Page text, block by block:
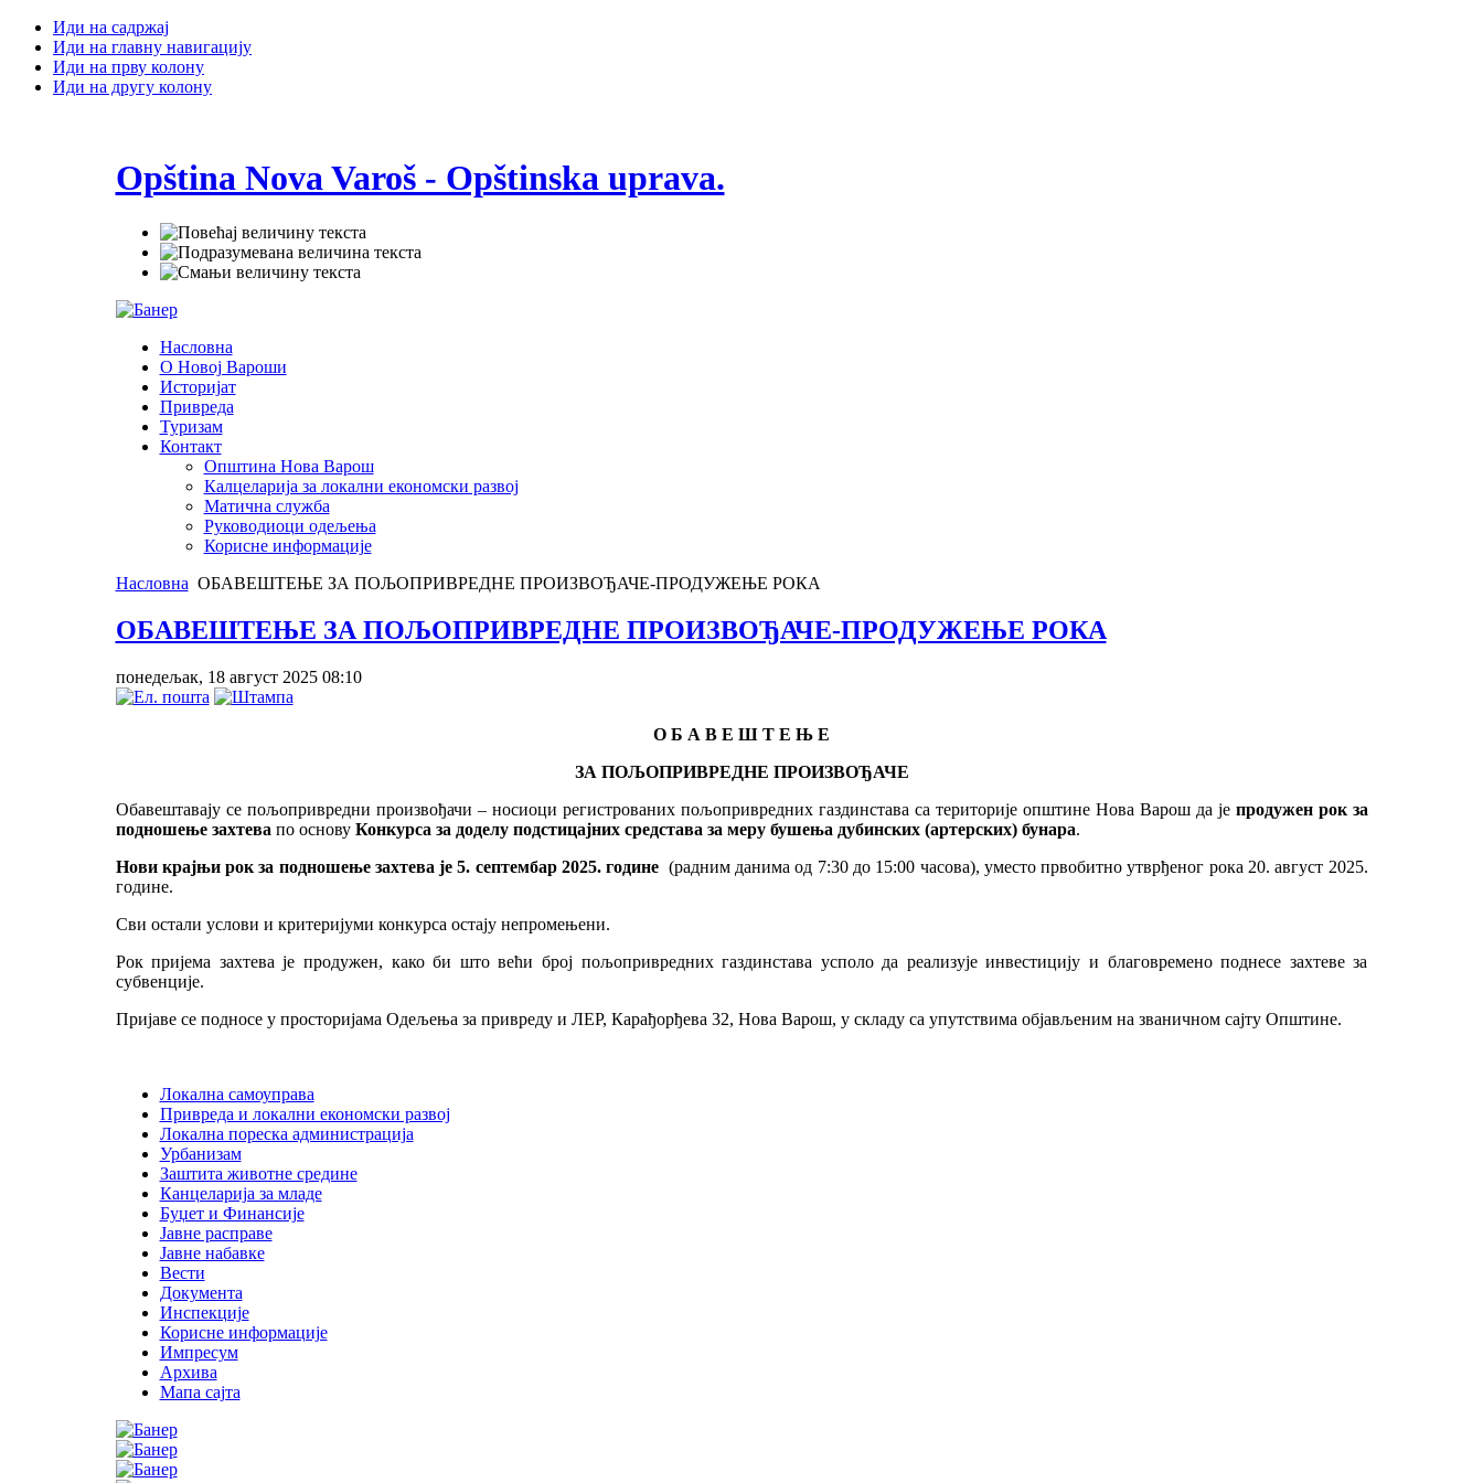
Иди на садржај
Иди на главну навигацију
Иди на прву колону
Иди на другу колону
Opština Nova Varoš - Opštinska uprava.
Насловна
О Новој Вароши
Историјат
Привреда
Туризам
Контакт
Општина Нова Варош
Калцеларија за локални економски развој
Матична служба
Руководиоци одељења
Корисне информације
Насловна ОБАВЕШТЕЊЕ ЗА ПОЉОПРИВРЕДНЕ ПРОИЗВОЂАЧЕ-ПРОДУЖЕЊЕ РОКА
ОБАВЕШТЕЊЕ ЗА ПОЉОПРИВРЕДНЕ ПРОИЗВОЂАЧЕ-ПРОДУЖЕЊЕ РОКА
понедељак, 18 август 2025 08:10
О Б А В Е Ш Т Е Њ Е
ЗА ПОЉОПРИВРЕДНЕ ПРОИЗВОЂАЧЕ
Обавештавају се пољопривредни произвођачи – носиоци регистрованих пољопривредних газдинстава са територије општине Нова Варош да је продужен рок за
подношење захтева по основу Конкурса за доделу подстицајних средстава за меру бушења дубинских (артерских) бунара.
Нови крајњи рок за подношење захтева је 5. септембар 2025. године (радним данима од 7:30 до 15:00 часова), уместо првобитно утврђеног рока 20. август 2025.
године.
Сви остали услови и критеријуми конкурса остају непромењени.
Рок пријема захтева је продужен, како би што већи број пољопривредних газдинстава усполо да реализује инвестицију и благовремено поднесе захтеве за
субвенције.
Пријаве се подносе у просторијама Одељења за привреду и ЛЕР, Карађорђева 32, Нова Варош, у складу са упутствима објављеним на званичном сајту Општине.
Локална самоуправа
Привреда и локални економски развој
Локална пореска администрација
Урбанизам
Заштита животне средине
Канцеларија за младе
Буџет и Финансије
Јавне расправе
Јавне набавке
Вести
Документа
Инспекције
Корисне информације
Импресум
Архива
Мапа сајта